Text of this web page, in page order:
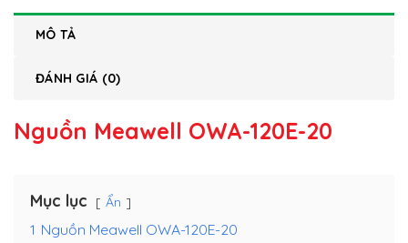
MÔ TẢ
ĐÁNH GIÁ (0)
Nguồn Meawell OWA-120E-20
Mục lục Ẩn
1 Nguồn Meawell OWA-120E-20